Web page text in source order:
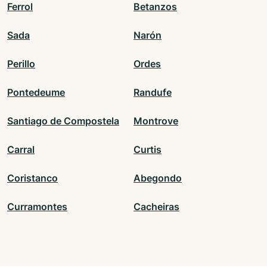
Ferrol Betanzos
Sada Narón
Perillo Ordes
Pontedeume Randufe
Santiago de Compostela Montrove
Carral Curtis
Coristanco Abegondo
Curramontes Cacheiras